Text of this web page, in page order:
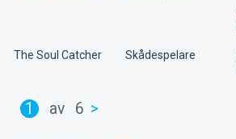
The Soul Catcher Skådespelare
1 av 6 >